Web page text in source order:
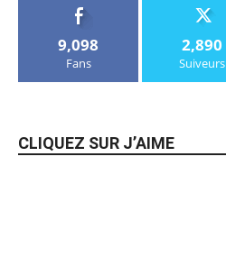
9,098
Fans
2,890
Suiveurs
CLIQUEZ SUR J’AIME